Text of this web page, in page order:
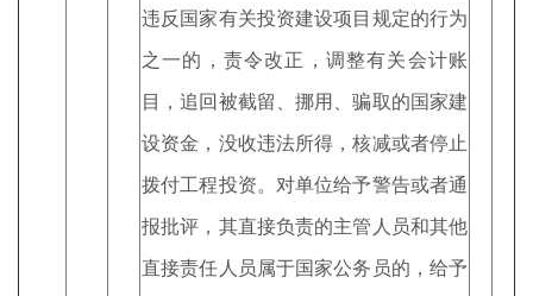
违反国家有关投资建设项目规定的行为
之一的，责令改正，调整有关会计账
目，追回被截留、挪用、骗取的国家建
设资金，没收违法所得，核减或者停止
拨付工程投资。对单位给予警告或者通
报批评，其直接负责的主管人员和其他
直接责任人员属于国家公务员的，给予